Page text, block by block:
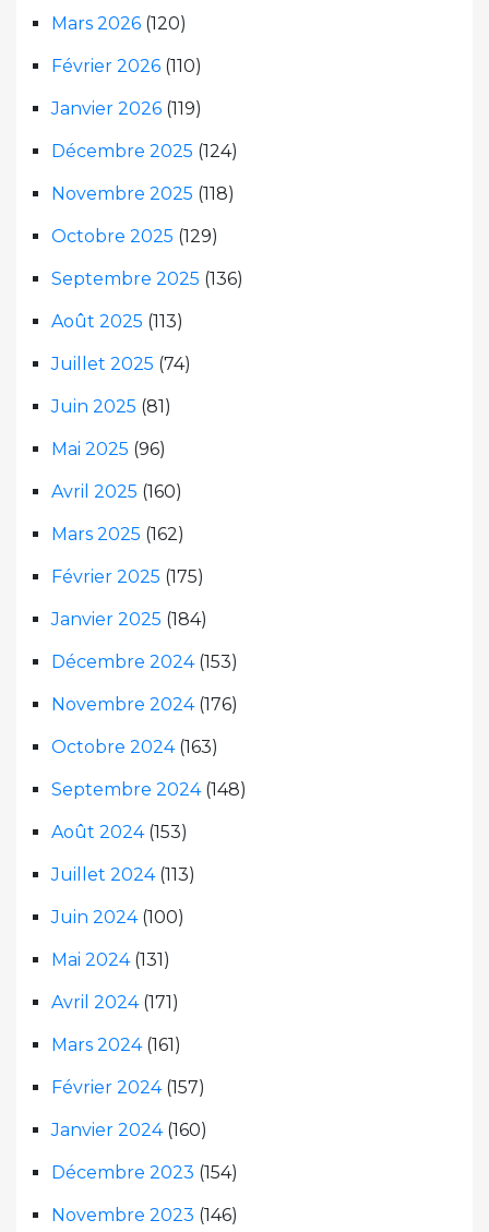
Mars 2026 (120)
Février 2026 (110)
Janvier 2026 (119)
Décembre 2025 (124)
Novembre 2025 (118)
Octobre 2025 (129)
Septembre 2025 (136)
Août 2025 (113)
Juillet 2025 (74)
Juin 2025 (81)
Mai 2025 (96)
Avril 2025 (160)
Mars 2025 (162)
Février 2025 (175)
Janvier 2025 (184)
Décembre 2024(153)
Novembre 2024(176)
Octobre 2024(163)
Septembre 2024(148)
Août 2024(153)
Juillet 2024(113)
Juin 2024(100)
Mai 2024(131)
Avril 2024(171)
Mars 2024(161)
Février 2024(157)
Janvier 2024(160)
Décembre 2023 (154)
Novembre 2023 (146)